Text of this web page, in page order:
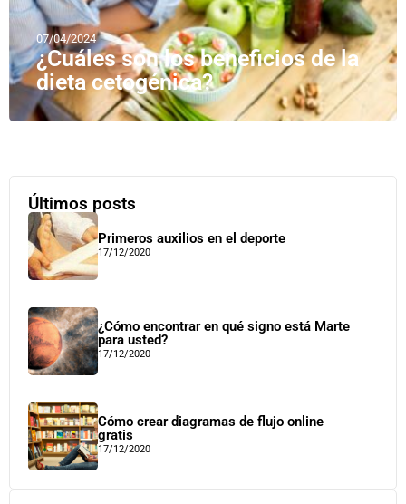
07/04/2024
¿Cuáles son los beneficios de la
dieta cetogénica?
Últimos posts
Primeros auxilios en el deporte
17/12/2020
¿Cómo encontrar en qué signo está Marte
para usted?
17/12/2020
Cómo crear diagramas de flujo online
gratis
17/12/2020